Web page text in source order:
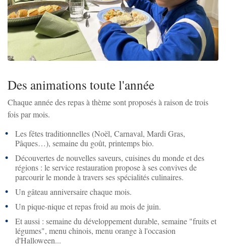
Des animations toute l'année
Chaque année des repas à thème sont proposés à raison de trois
fois par mois.
Les fêtes traditionnelles (Noël, Carnaval, Mardi Gras,
Pâques…), semaine du goût, printemps bio.
Découvertes de nouvelles saveurs, cuisines du monde et des
régions : le service restauration propose à ses convives de
parcourir le monde à travers ses spécialités culinaires.
Un gâteau anniversaire chaque mois.
Un pique-nique et repas froid au mois de juin.
Et aussi : semaine du développement durable, semaine "fruits et
légumes", menu chinois, menu orange à l'occasion
d'Halloween...